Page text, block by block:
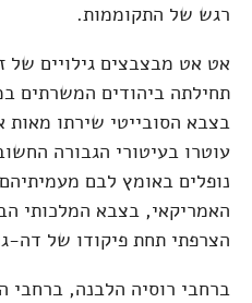
רגש של התקוממות.
אט אט מבצבצים גילויים של
תחילתה ביהודים המשרתים
בצבא הסובייטי שירתו מאות
עוטרו בעיטורי הגבורה
נופלים באומץ לבם
האמריקאי, בצבא המלכותי
הצרפתי תחת פיקודו של דה-
ברחבי רוסיה הלבנה, ברחבי